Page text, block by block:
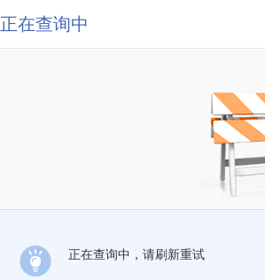
正在查询中
正在查询中，请刷新重试